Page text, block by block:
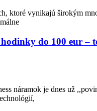
ktoré vynikajú širokým
do 100 eur –
náramok je dnes už